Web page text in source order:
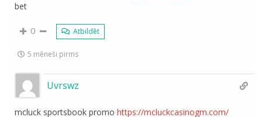
bet
0 Atbildēt
5 mēneši pirms
Uvrswz
mcluck sportsbook promohttps://mcluckcasinogm.com/